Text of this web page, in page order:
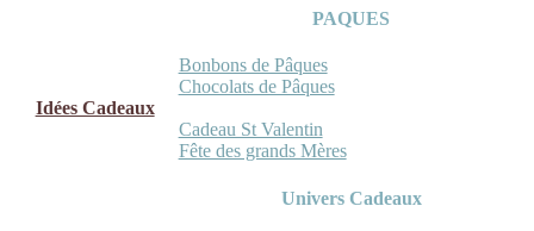
PAQUES
Bonbons de Pâques
Chocolats de Pâques
Idées Cadeaux
Cadeau St Valentin
Fête des grands Mères
Univers Cadeaux